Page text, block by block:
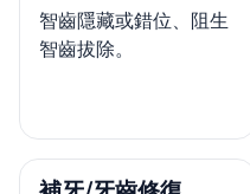
智齒隱藏或錯位、阻生
智齒拔除。